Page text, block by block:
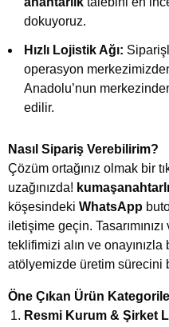
dokuyoruz.
Hızlı Lojistik Ağı:
operasyon
Anadolu’nun
edilir.
Nasıl Sipariş Verebilirim?
Çözüm ortağınız olmak bir
uzağınızda!
köşesindeki WhatsApp
iletişime geçin.
teklifimizi alın ve
atölyemizde üretim sürecini
Öne Çıkan Ürün
Resmi Kurum & Şirket